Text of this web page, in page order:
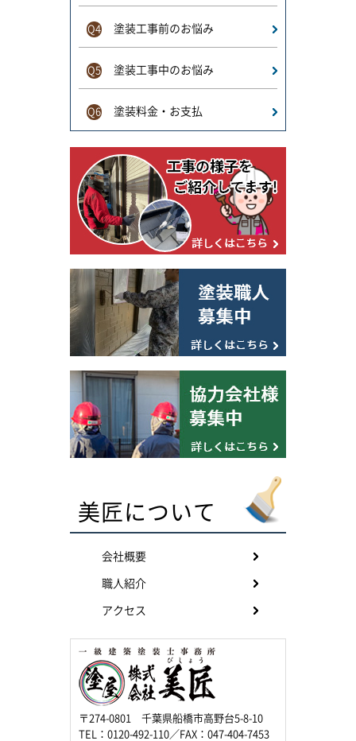
Q4 塗装工事前のお悩み
Q5 塗装工事中のお悩み
Q6 塗装料金・お支払
美匠について
会社概要
職人紹介
アクセス
〒274-0801 千葉県船橋市高野台5-8-10
TEL：0120-492-110／FAX：047-404-7453